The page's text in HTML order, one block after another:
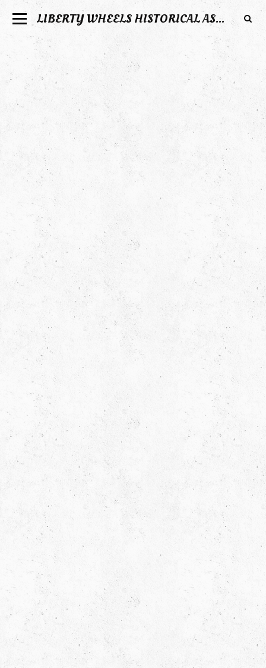
LIBERTY WHEELS HISTORICAL ASSOCIATION